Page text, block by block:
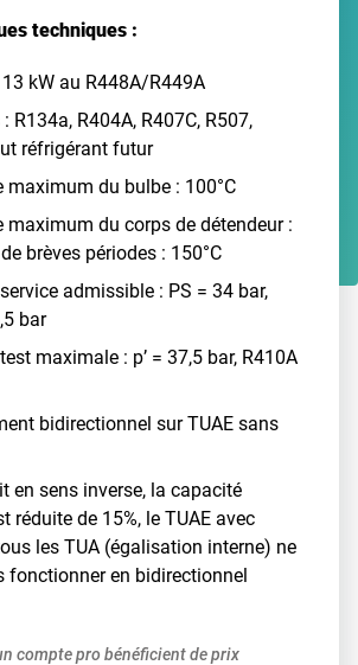
techniques :
13 kW au R448A/R449A
R134a, R404A, R407C, R507,
réfrigérant futur
maximum du bulbe : 100°C
maximum du corps de détendeur :
brèves périodes : 150°C
admissible : PS = 34 bar,
bar
maximale : p’ = 37,5 bar, R410A
bidirectionnel sur TUAE sans
en sens inverse, la capacité
réduite de 15%, le TUAE avec
les TUA (égalisation interne) ne
fonctionner en bidirectionnel
compte pro bénéficient de prix